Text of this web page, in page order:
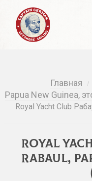
Главная /
Papua New Guinea,
Royal Yacht Club
Royal
Rabaul,